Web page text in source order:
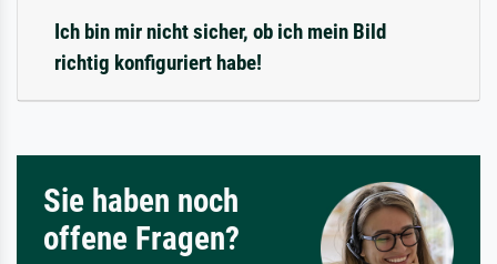
Ich bin mir nicht sicher, ob ich mein Bild
richtig konfiguriert habe!
Sie haben noch
offene Fragen?